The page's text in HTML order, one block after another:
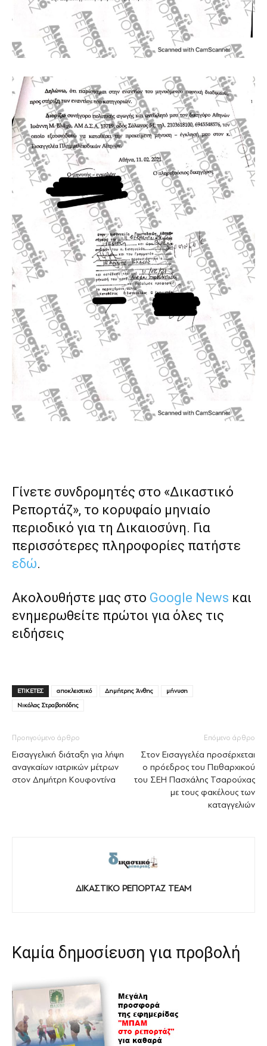
Γίνετε συνδρομητές στο «Δικαστικό
Ρεπορτάζ», το κορυφαίο μηνιαίο
περιοδικό για τη Δικαιοσύνη. Για
περισσότερες πληροφορίες πατήστε
εδώ.
Ακολουθήστε μας στο Google News και
ενημερωθείτε πρώτοι για όλες τις
ειδήσεις
ΕΤΙΚΕΤΕΣ αποκλειστικό Δημήτρης Άνθης
μήνυση
Νικόλας Στραβοπόδης
Προηγούμενο άρθρο
Εισαγγελική διάταξη για λήψη
αναγκαίων ιατρικών μέτρων
στον Δημήτρη Κουφοντίνα
Επόμενο άρθρο
Στον Εισαγγελέα προσέρχεται
ο πρόεδρος του Πειθαρχικού
του ΣΕΗ Πασχάλης Τσαρούχας
με τους φακέλους των
καταγγελιών
ΔΙΚΑΣΤΙΚΟ ΡΕΠΟΡΤΑΖ TEAM
Καμία δημοσίευση για προβολή